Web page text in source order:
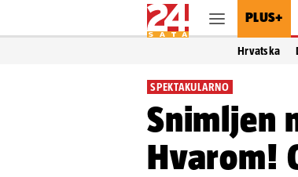
PLUS+
Hrvatska
SPEKTAKULARNO
Snimljen
Hvarom!